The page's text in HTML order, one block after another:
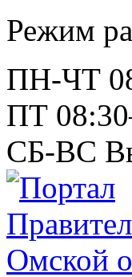
Режим
ПН-ЧТ
ПТ
СБ-ВС